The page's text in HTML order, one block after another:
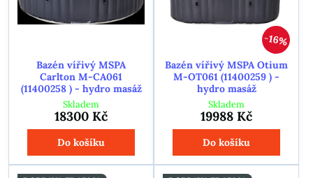
Bazén vířivý MSPA
Carlton M-CA061
(11400258 ) - hydro masáž
Skladem
18300 Kč
Do košíku
16%
Bazén vířivý MSPA Otium
M-OT061 (11400259 ) -
hydro masáž
Skladem
19988 Kč
Do košíku